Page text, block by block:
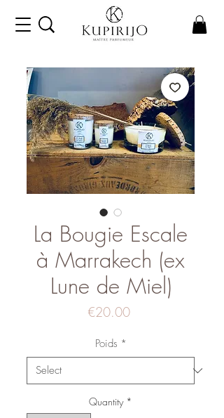
La Bougie Escale
à Marrakech (ex
Lune de Miel)
€20.00Price
Poids *
Quantity *